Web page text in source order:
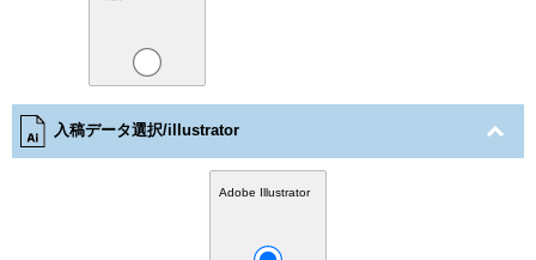
入稿データ選択/illustrator
Adobe Illustrator